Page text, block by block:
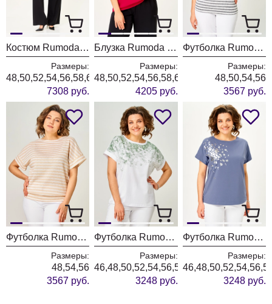
Костюм Rumoda 2275 красный-черный кр.р.
Размеры:
48,50,52,54,56,58,60,62
7308 руб.
Блузка Rumoda 2274 красный кр. р.
Размеры:
48,50,52,54,56,58,60,62
4205 руб.
Футболка Rumoda 2262 графитовый
Размеры:
48,50,54,56
3567 руб.
Футболка Rumoda 2262 бежевый
Размеры:
48,54,56
3567 руб.
Футболка Rumoda 2258 зеленый+белый
Размеры:
46,48,50,52,54,56,58
3248 руб.
Футболка Rumoda 2252 индиго
Размеры:
3248 руб.